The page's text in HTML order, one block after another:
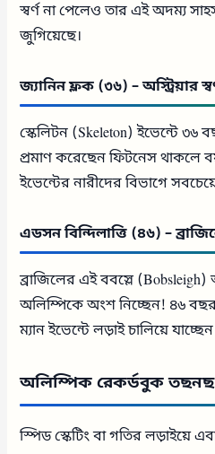
স্বর্ণ না পেলেও তার এই অদম্য
জুগিয়েছে।
জ্যানিন ফ্লক (৩৬) – অস্ট্রিয়ার
স্কেলিটন (Skeleton) ইভেন্টে ৩৬
প্রমাণ করেছেন ফিটনেস থাকলে
ইভেন্টের নারীদের বিভাগে
এডসন বিন্দিলাত্তি (৪৬) –
ব্রাজিলের এই ববস্লে
অলিম্পিকে অংশ নিচ্ছেন! ৪৬
ম্যান ইভেন্টে লড়াই চালিয়ে
অলিম্পিক রেকর্ডবুক তছনছ
স্পিড স্কেটিং বা গতির লড়াইয়ে